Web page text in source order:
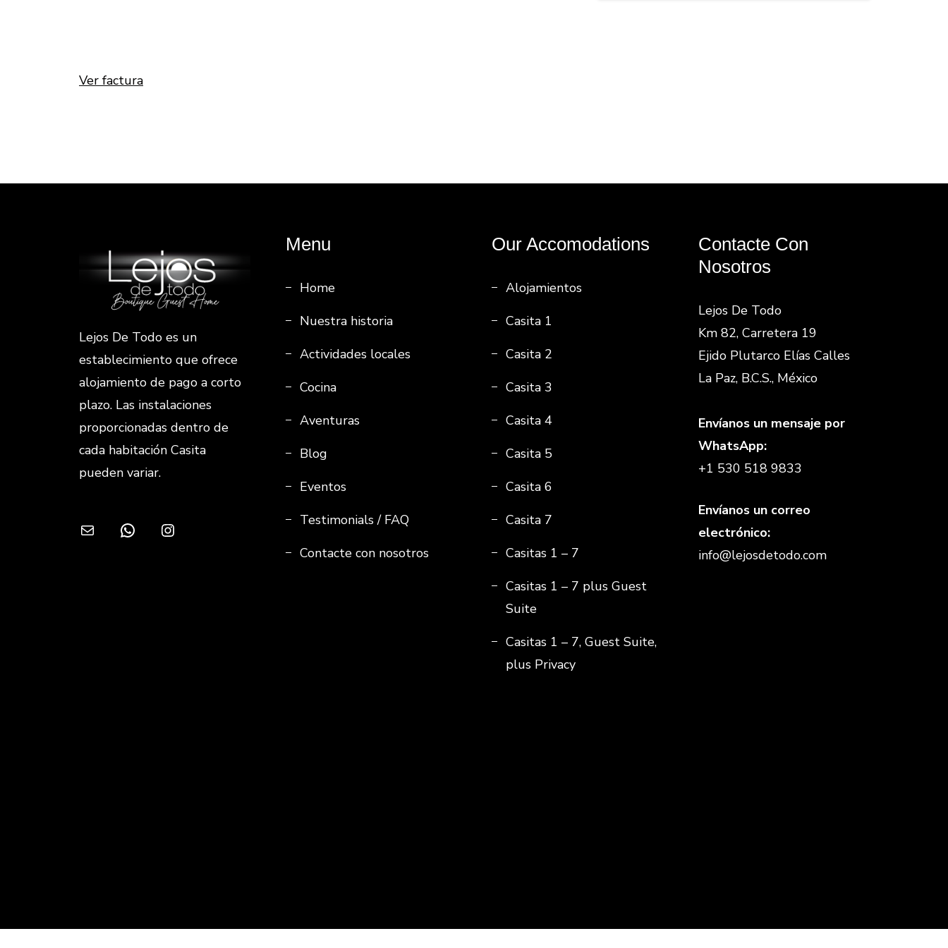
Ver factura
Lejos De Todo es un
establecimiento que ofrece
alojamiento de pago a corto
plazo. Las instalaciones
proporcionadas dentro de
cada habitación Casita
pueden variar.
Correo electrónico
WhatsAppInstagram
Menu
Home
Nuestra historia
Actividades locales
Cocina
Aventuras
Blog
Eventos
Testimonials / FAQ
Contacte con nosotros
Our Accomodations
Alojamientos
Casita 1
Casita 2
Casita 3
Casita 4
Casita 5
Casita 6
Casita 7
Casitas 1 – 7
Casitas 1 – 7 plus Guest
Suite
Casitas 1 – 7, Guest Suite,
plus Privacy
Contacte Con
Nosotros
Lejos De Todo
Km 82, Carretera 19
Ejido Plutarco Elías Calles
La Paz, B.C.S., México
Envíanos un mensaje por
WhatsApp:
+1 530 518 9833
Envíanos un correo
electrónico:
info@lejosdetodo.com